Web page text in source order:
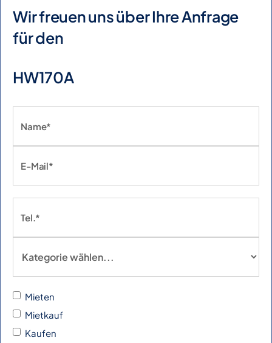
Wir freuen uns über Ihre Anfrage
für den
HW170A
Mieten
Mietkauf
Kaufen